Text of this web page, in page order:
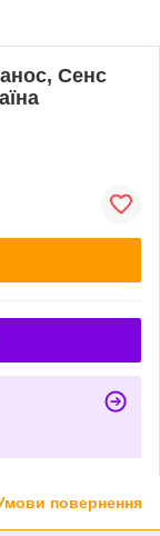
Сенс
повернення